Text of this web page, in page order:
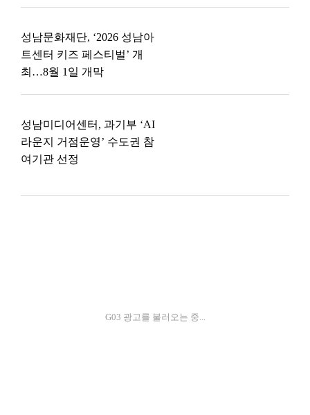
성남문화재단, ‘2026 성남아
트센터 키즈 페스티벌’ 개
최…8월 1일 개막
성남미디어센터, 과기부 ‘AI
라운지 거점운영’ 수도권 참
여기관 선정
G03 광고를 불러오는 중...